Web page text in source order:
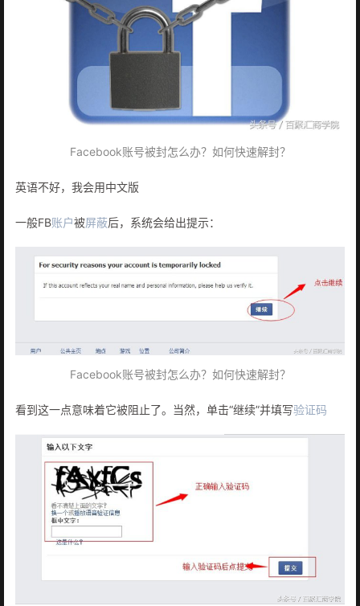
Facebook账号被封怎么办？如何快速解封？
英语不好，我会用中文版
一般FB账户被屏蔽后，系统会给出提示：
Facebook账号被封怎么办？如何快速解封？
看到这一点意味着它被阻止了。当然，单击“继续”并填写验证码